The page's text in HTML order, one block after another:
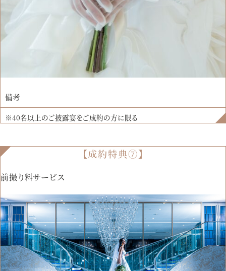
備考
※40名以上のご披露宴をご成約の方に限る
【成約特典⑦】
前撮り料サービス